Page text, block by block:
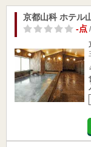
京都山科 ホテル
-点/